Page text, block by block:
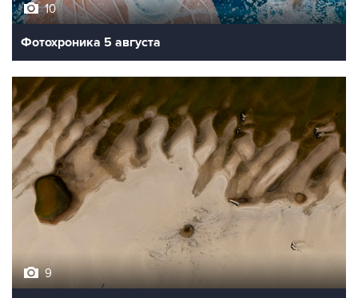
10
Фотохроника 5 августа
9